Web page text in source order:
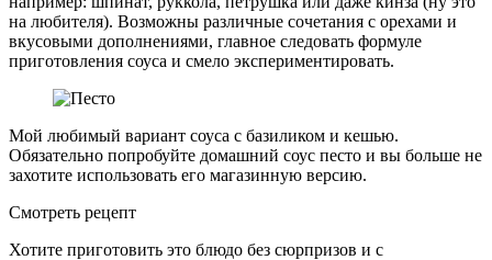
на любителя). Возможны различные сочетания с орехами и
вкусовыми дополнениями, главное следовать формуле
приготовления соуса и смело экспериментировать.
Мой любимый вариант соуса с базиликом и кешью.
Обязательно попробуйте домашний соус песто и вы больше не
захотите использовать его магазинную версию.
Смотреть рецепт
Хотите приготовить это блюдо без сюрпризов и с